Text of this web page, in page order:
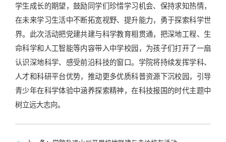
学生成长的期望，鼓励同学们珍惜学习机会、保持求知热情，
在未来学习生活中不断拓宽视野、提升能力，勇于探索科学世
界。此次活动把党建共建与科学教育相贯通，把深地工程、生
命科学和人工智能等内容带入中学校园，为孩子们打开了一扇
认识深地科学、感受前沿科技的窗口。学院将持续发挥学科、
人才和科研平台优势，推动更多优质科普资源下沉校园，引导
青少年在科学体验中涵养探索精神，在科技报国的时代主题中
树立远大志向。